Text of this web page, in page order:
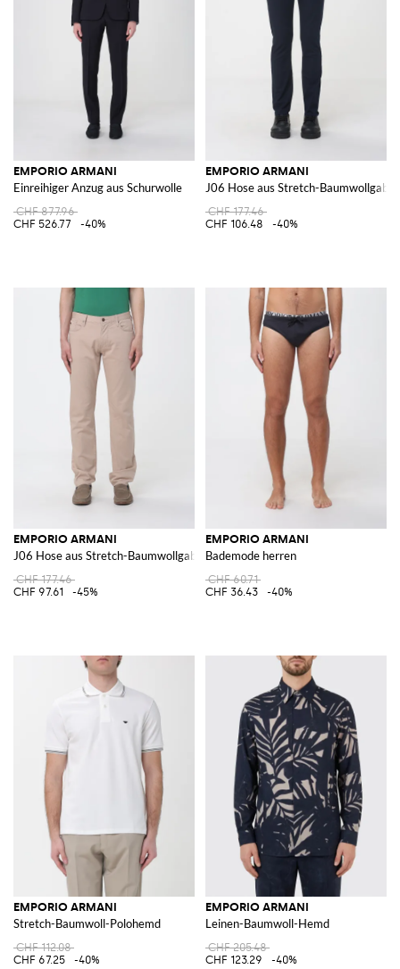
EMPORIO ARMANI
Einreihiger Anzug aus Schurwolle
CHF 877.96
CHF 526.77
-40%
EMPORIO ARMANI
J06 Hose aus Stretch-
CHF 177.46
CHF 106.48
-40%
EMPORIO ARMANI
J06 Hose aus Stretch-Baumwollgabardine
CHF 177.46
CHF 97.61
-45%
EMPORIO ARMANI
Bademode herren
CHF 60.71
CHF 36.43
-40%
EMPORIO ARMANI
Stretch-Baumwoll-Polohemd
CHF 112.08
CHF 67.25
-40%
EMPORIO ARMANI
Leinen-Baumwoll-Hemd
CHF 205.48
CHF 123.29
-40%